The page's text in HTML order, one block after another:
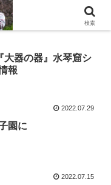
器を作っています。
大器の器』水琴窟シ
報
2022.07.29
園に
2022.07.15
検索